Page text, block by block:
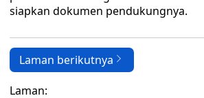
siapkan dokumen pendukungnya.
Laman berikutnya
Laman: